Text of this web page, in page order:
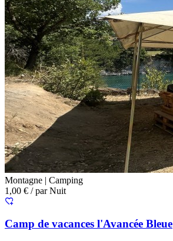
Montagne | Camping
1,00 € / par Nuit
Camp de vacances l'Avancée Bleue